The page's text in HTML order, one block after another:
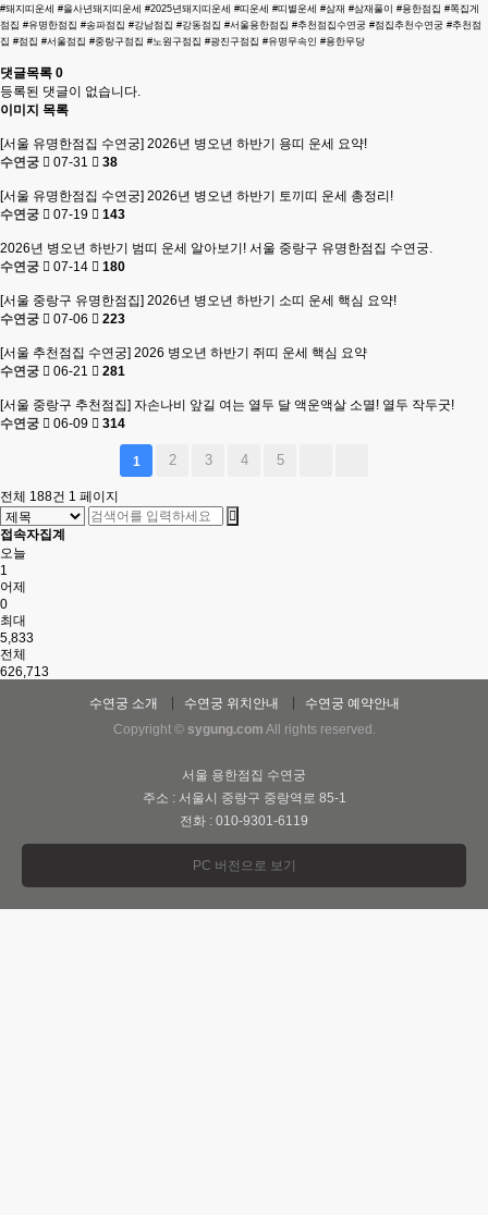
#돼지띠운세 #을사년돼지띠운세 #2025년돼지띠운세 #띠운세 #띠별운세 #삼재 #삼재풀이 #용한점집 #쪽집게
점집 #유명한점집 #송파점집 #강남점집 #강동점집 #서울용한점집 #추천점집수연궁 #점집추천수연궁 #추천점
집 #점집 #서울점집 #중랑구점집 #노원구점집 #광진구점집 #유명무속인 #용한무당
댓글목록 0
등록된 댓글이 없습니다.
이미지 목록
[서울 유명한점집 수연궁] 2026년 병오년 하반기 용띠 운세 요약!
수연궁
07-31 38
[서울 유명한점집 수연궁] 2026년 병오년 하반기 토끼띠 운세 총정리!
수연궁
07-19 143
2026년 병오년 하반기 범띠 운세 알아보기! 서울 중랑구 유명한점집 수연궁.
수연궁
07-14 180
[서울 중랑구 유명한점집] 2026년 병오년 하반기 소띠 운세 핵심 요약!
수연궁
07-06 223
[서울 추천점집 수연궁] 2026 병오년 하반기 쥐띠 운세 핵심 요약
수연궁
06-21 281
[서울 중랑구 추천점집] 자손나비 앞길 여는 열두 달 액운액살 소멸! 열두 작두굿!
수연궁
06-09 314
1 2 3 4 5
전체 188건 1 페이지
접속자집계
오늘
1
어제
0
최대
5,833
전체
626,713
수연궁 소개 수연궁 위치안내
수연궁 예약안내
Copyright © sygung.com All rights reserved.
서울 용한점집 수연궁
주소 : 서울시 중랑구 중랑역로 85-1
전화 : 010-9301-6119
PC 버전으로 보기